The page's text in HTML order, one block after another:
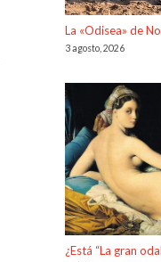
La «Odisea» de
3 agosto, 2026
¿Está “La gran